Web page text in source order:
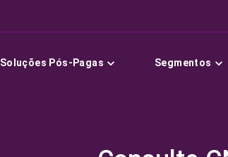
Soluções Pós-Pagas Segmentos